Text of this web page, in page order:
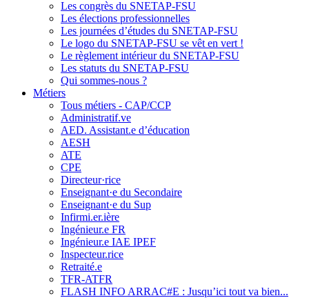
Les congrès du SNETAP-FSU
Les élections professionnelles
Les journées d’études du SNETAP-FSU
Le logo du SNETAP-FSU se vêt en vert !
Le règlement intérieur du SNETAP-FSU
Les statuts du SNETAP-FSU
Qui sommes-nous ?
Métiers
Tous métiers - CAP/CCP
Administratif.ve
AED. Assistant.e d’éducation
AESH
ATE
CPE
Directeur·rice
Enseignant·e du Secondaire
Enseignant·e du Sup
Infirmi.er.ière
Ingénieur.e FR
Ingénieur.e IAE IPEF
Inspecteur.rice
Retraité.e
TFR-ATFR
FLASH INFO ARRAC#E : Jusqu’ici tout va bien...